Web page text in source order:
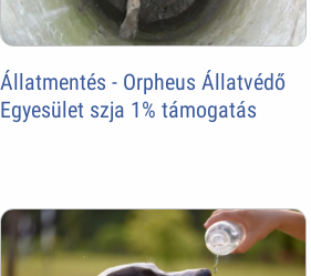
Állatmentés - Orpheus Állatvédő
Egyesület szja 1% támogatás